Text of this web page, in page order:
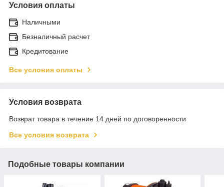
Условия оплаты
Наличными
Безналичный расчет
Кредитование
Все условия оплаты
Условия возврата
Возврат товара в течение 14 дней по договоренности
Все условия возврата
Подобные товары компании